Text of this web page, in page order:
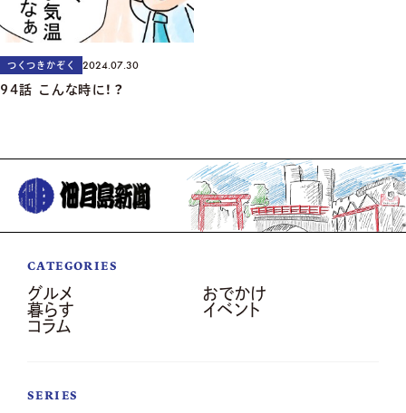
つくつきかぞく 2024.07.30
94話 こんな時に！？
CATEGORIES
グルメ
おでかけ
暮らす
イベント
コラム
SERIES